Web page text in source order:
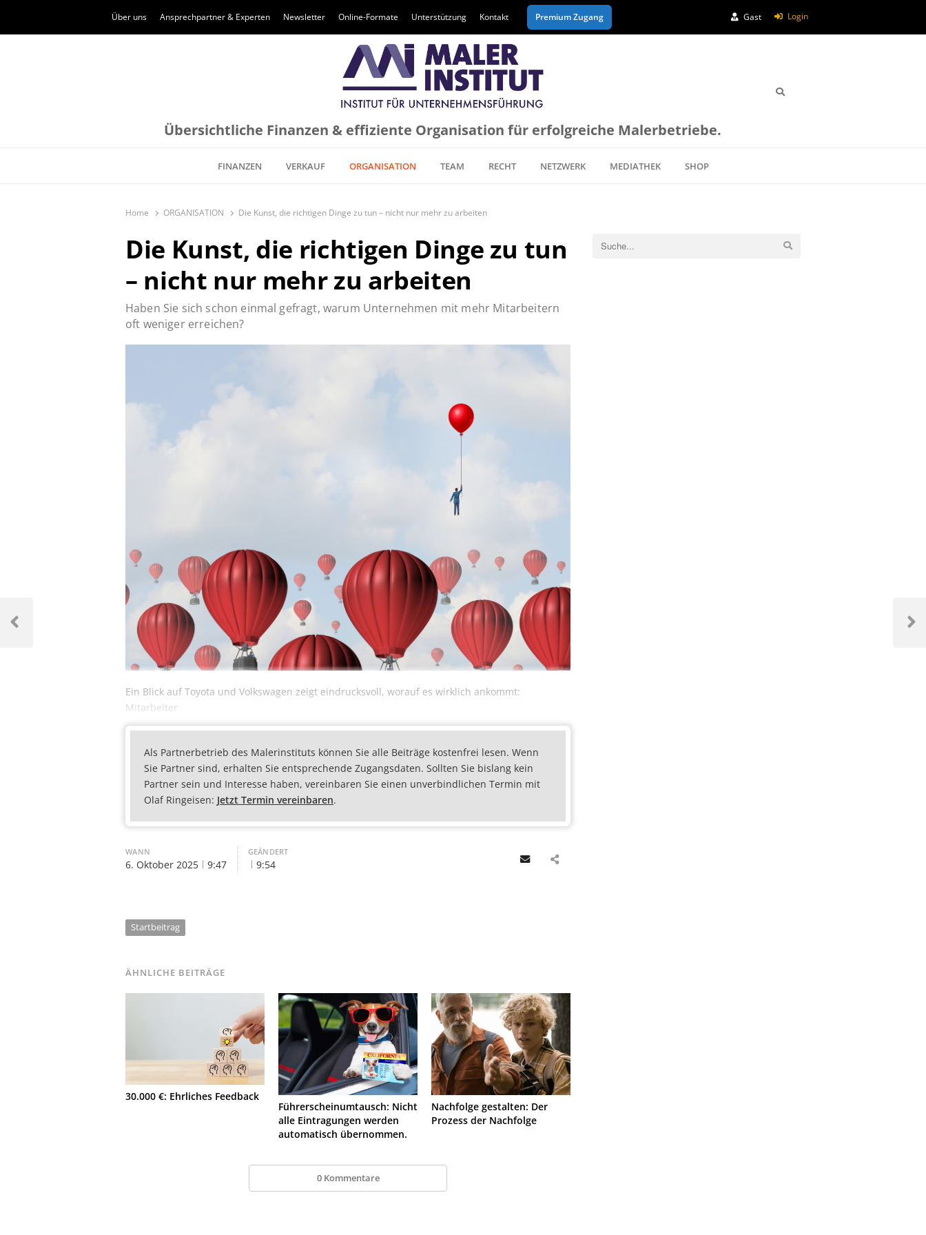
Über uns Ansprechpartner & Experten Newsletter Online-Formate Unterstützung Kontakt Premium Zugang Gast Login
Übersichtliche Finanzen & effiziente Organisation für erfolgreiche Malerbetriebe.
FINANZEN VERKAUF ORGANISATION TEAM RECHT NETZWERK MEDIATHEK SHOP
Home ORGANISATION Die Kunst, die richtigen Dinge zu tun – nicht nur mehr zu arbeiten
Die Kunst, die richtigen Dinge zu tun
– nicht nur mehr zu arbeiten
Haben Sie sich schon einmal gefragt, warum Unternehmen mit mehr Mitarbeitern
oft weniger erreichen?
Ein Blick auf Toyota und Volkswagen zeigt eindrucksvoll, worauf es wirklich ankommt:
Mitarbeiter
Als Partnerbetrieb des Malerinstituts können Sie alle Beiträge kostenfrei lesen. Wenn
Sie Partner sind, erhalten Sie entsprechende Zugangsdaten. Sollten Sie bislang kein
Partner sein und Interesse haben, vereinbaren Sie einen unverbindlichen Termin mit
Olaf Ringeisen: Jetzt Termin vereinbaren.
WANN
6. Oktober 2025 9:47
GEÄNDERT
9:54 Email
Startbeitrag
ÄHNLICHE BEITRÄGE
30.000 €: Ehrliches Feedback
Führerscheinumtausch: Nicht
alle Eintragungen werden
automatisch übernommen.
Nachfolge gestalten: Der
Prozess der Nachfolge
0 Kommentare